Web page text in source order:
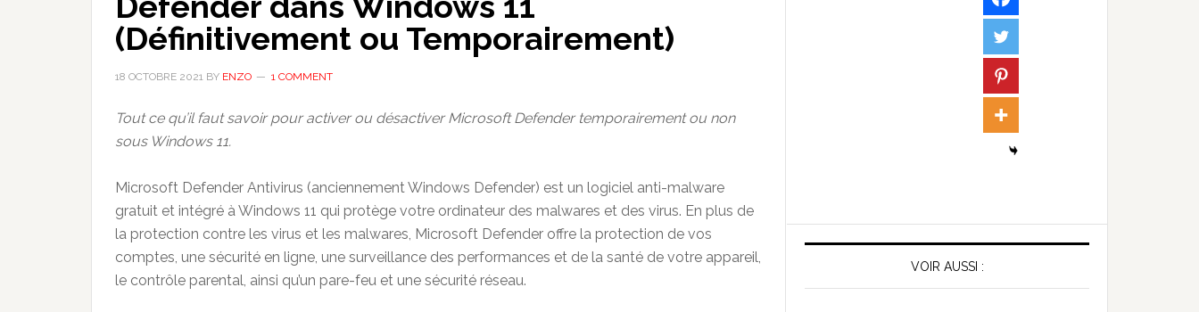
(Définitivement ou Temporairement)
18 OCTOBRE 2021 BY ENZO 1 COMMENT
Tout ce qu’il faut savoir pour activer ou désactiver Microsoft Defender temporairement ou non
sous Windows 11.
Microsoft Defender Antivirus (anciennement Windows Defender) est un logiciel anti-malware
gratuit et intégré à Windows 11 qui protège votre ordinateur des malwares et des virus. En plus de
la protection contre les virus et les malwares, Microsoft Defender offre la protection de vos
comptes, une sécurité en ligne, une surveillance des performances et de la santé de votre appareil,
le contrôle parental, ainsi qu’un pare-feu et une sécurité réseau.
VOIR AUSSI :